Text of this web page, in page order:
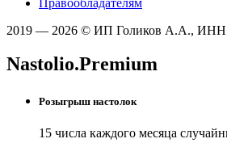
2019 — 2026 © ИП Голиков А.А., ИНН:
Nastolio.Premium
Розыгрыш настолок
15 числа каждого месяца